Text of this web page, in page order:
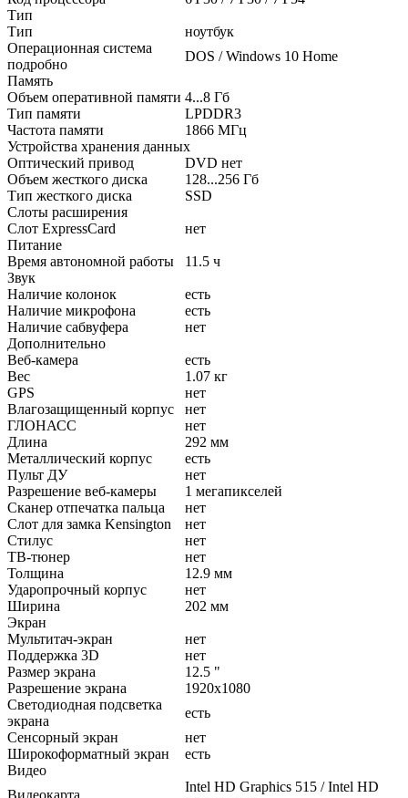
Тип
Тип
ноутбук
Операционная система
подробно
DOS / Windows 10 Home
Память
Объем оперативной памяти 4...8 Гб
Тип памяти
LPDDR3
Частота памяти
1866 МГц
Устройства хранения данных
Оптический привод
DVD нет
Объем жесткого диска
128...256 Гб
Тип жесткого диска
SSD
Слоты расширения
Слот ExpressCard
нет
Питание
Время автономной работы
11.5 ч
Звук
Наличие колонок
есть
Наличие микрофона
есть
Наличие сабвуфера
нет
Дополнительно
Веб-камера
есть
Вес
1.07 кг
GPS
нет
Влагозащищенный корпус
нет
ГЛОНАСС
нет
Длина
292 мм
Металлический корпус
есть
Пульт ДУ
нет
Разрешение веб-камеры
1 мегапикселей
Сканер отпечатка пальца
нет
Слот для замка Kensington
нет
Стилус
нет
ТВ-тюнер
нет
Толщина
12.9 мм
Ударопрочный корпус
нет
Ширина
202 мм
Экран
Мультитач-экран
нет
Поддержка 3D
нет
Размер экрана
12.5 "
Разрешение экрана
1920x1080
Светодиодная подсветка
экрана
есть
Сенсорный экран
нет
Широкоформатный экран
есть
Видео
Видеокарта
Intel HD Graphics 515 / Intel HD